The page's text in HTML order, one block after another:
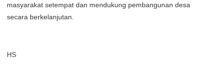
masyarakat setempat dan mendukung pembangunan desa
secara berkelanjutan.
HS